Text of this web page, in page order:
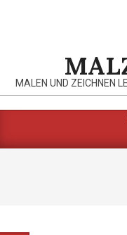
MALEN UND ZEICHNEN
Menu